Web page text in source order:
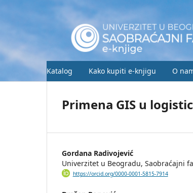
Katalog Kako kupiti e-knjigu O
Primena GIS u
Gordana Radivojević
Univerzitet u Beogradu, Saobraćajni
https://orcid.org/0000-0001-5815-7914